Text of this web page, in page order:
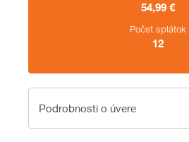
54,99 €
Počet splátok
12
Podrobnosti o úvere
Podrobnosti o úvere